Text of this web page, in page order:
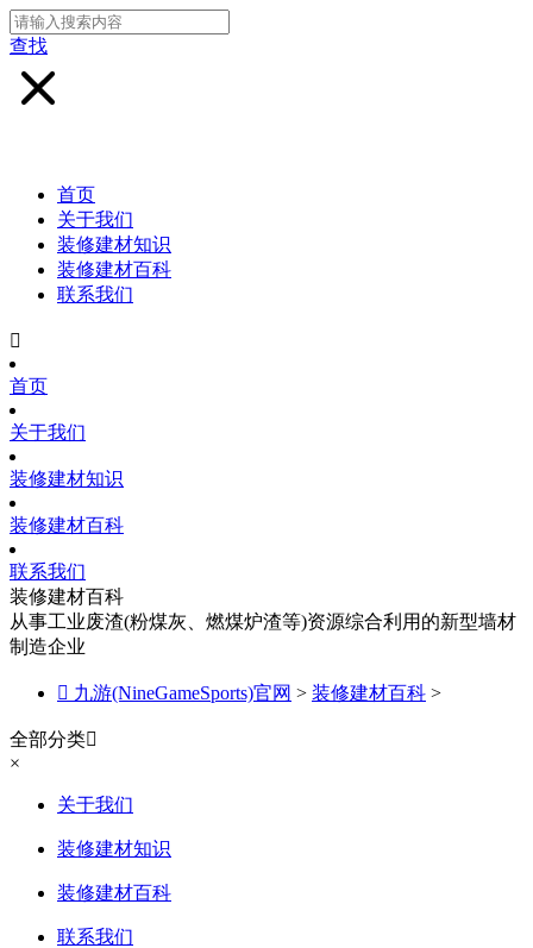
查找
首页
关于我们
装修建材知识
装修建材百科
联系我们

首页
关于我们
装修建材知识
装修建材百科
联系我们
装修建材百科
从事工业废渣(粉煤灰、燃煤炉渣等)资源综合利用的新型墙材
制造企业
 九游(NineGameSports)官网 > 装修建材百科 >
全部分类
×
关于我们
装修建材知识
装修建材百科
联系我们